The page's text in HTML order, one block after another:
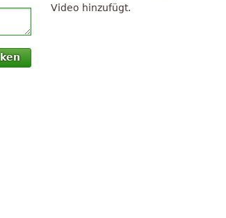
Video hinzufügt.